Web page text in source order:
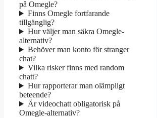
på Omegle?
Finns Omegle fortfarande
tillgänglig?
Hur väljer man säkra Omegle-
alternativ?
Behöver man konto för stranger
chat?
Vilka risker finns med random
chatt?
Hur rapporterar man olämpligt
beteende?
Är videochatt obligatorisk på
Omegle-alternativ?